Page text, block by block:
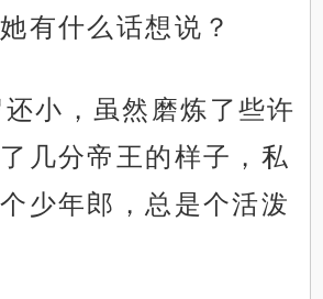
有什么话想说？
小，虽然磨炼了些许
几分帝王的样子，私
少年郎，总是个活泼